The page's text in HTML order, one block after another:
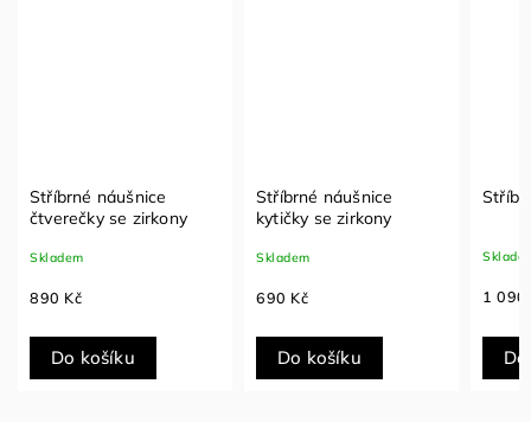
Stříbrné náušnice
kytičky se zirkony
Skladem
690 Kč
Do košíku
Stříbrné náušnice
Skladem
1 090 Kč
Do košíku
790